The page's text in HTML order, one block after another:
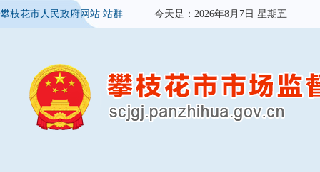
攀枝花市人民政府网站 站群 今天是： 2026年8月7日 星期五